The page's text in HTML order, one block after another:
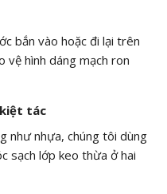
bắn vào hoặc đi lại trên
vệ hình dáng mạch ron
kiệt tác
như nhựa, chúng tôi dùng
sạch lớp keo thừa ở hai